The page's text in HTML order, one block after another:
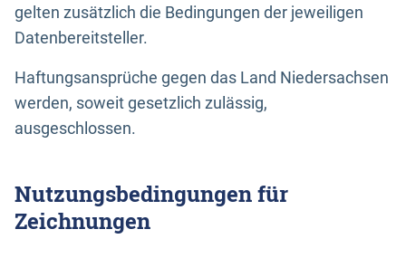
gelten zusätzlich die Bedingungen der jeweiligen
Datenbereitsteller.
Haftungsansprüche gegen das Land Niedersachsen
werden, soweit gesetzlich zulässig,
ausgeschlossen.
Nutzungsbedingungen für
Zeichnungen